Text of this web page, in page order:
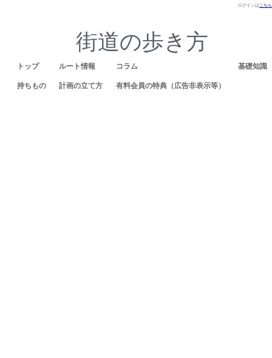
ログインはこちら
街道の歩き方
トップ ルート情報 コラム 基礎知識
持ちもの 計画の立て方 有料会員の特典（広告非表示等）